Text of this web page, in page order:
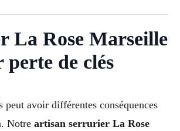
La Rose Marseille
perte de clés
peut avoir différentes conséquences
Notre artisan serrurier La Rose